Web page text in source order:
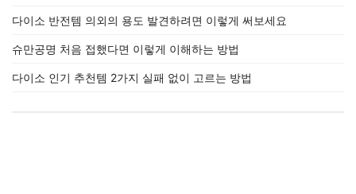
다이소 반전템 의외의 용도 발견하려면 이렇게 써보세요
슈만공명 처음 접했다면 이렇게 이해하는 방법
다이소 인기 추천템 2가지 실패 없이 고르는 방법